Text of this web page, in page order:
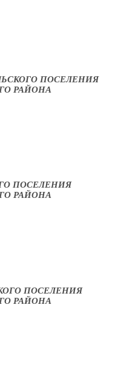
ПОСЕЛЕНИЯ
РАЙОНА
ПОСЕЛЕНИЯ
РАЙОНА
ПОСЕЛЕНИЯ
РАЙОНА